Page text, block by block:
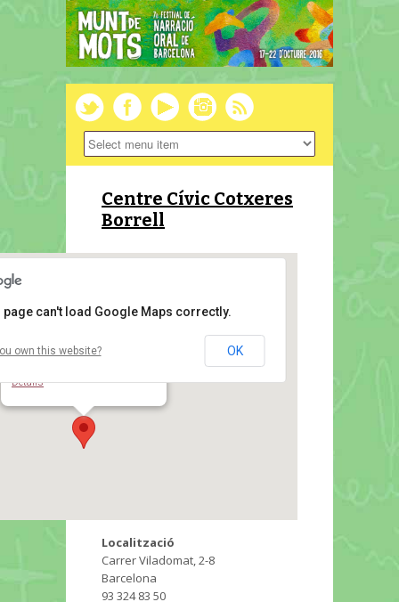
Centre Cívic Cotxeres
Borrell
Centre Cívic Cotxeres Borrell
Details
page can't load Google Maps correctly.
own this website? OK
Localització
Carrer Viladomat, 2-8
Barcelona
93 324 83 50